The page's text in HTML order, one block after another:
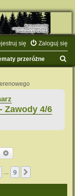
Zaloguj się
się
przeróżne
Zawody 4/6
Szukaj
9